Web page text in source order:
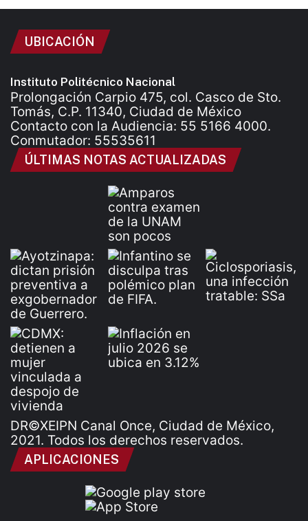
UBICACIÓN
Instituto Politécnico Nacional
Prolongación Carpio 475, col. Casco de Sto.
Tomás, C.P. 11340, Ciudad de México
Contacto con la Audiencia: 55 5166 4000.
Conmutador: 55535611
ÚLTIMAS NOTAS ACTUALIZADAS
DR©XEIPN Canal Once, Ciudad de México,
2021. Todos los derechos reservados.
APLICACIONES